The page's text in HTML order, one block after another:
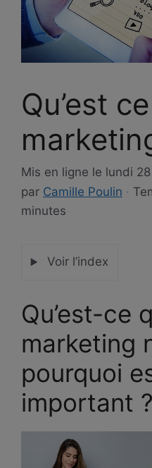
Qu’est
Mis en ligne le lundi
par Camille Poulin ·
minutes
Voir l’index
Qu’est-ce
marketing
pourquoi
important ?